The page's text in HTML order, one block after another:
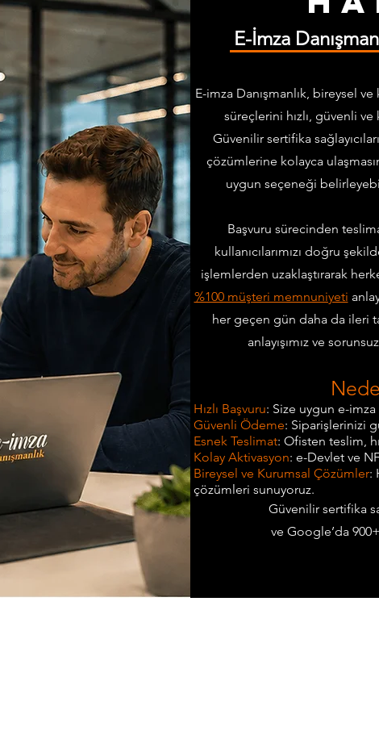
E-İmza
E-imza Danışmanlık, bireysel
süreçlerini hızlı, güvenli
Güvenilir sertifika
çözümlerine kolayca
uygun seçeneği
Başvuru sürecinden
kullanıcılarımızı doğru
işlemlerden uzaklaştırarak
%100 müşteri memnuniyeti
her geçen gün daha da ileri
anlayışımız ve
Hızlı Başvuru: Size uygun e-
Güvenli Ödeme: Siparişlerinizi
Esnek Teslimat: Ofisten teslim,
Kolay Aktivasyon: e-Devlet ve
Bireysel ve Kurumsal Çözümler:
çözümleri sunuyoruz.
Güvenilir sertifika
ve Google’da